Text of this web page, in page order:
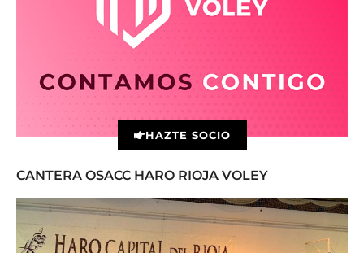
HAZTE SOCIO
CANTERA OSACC HARO RIOJA VOLEY